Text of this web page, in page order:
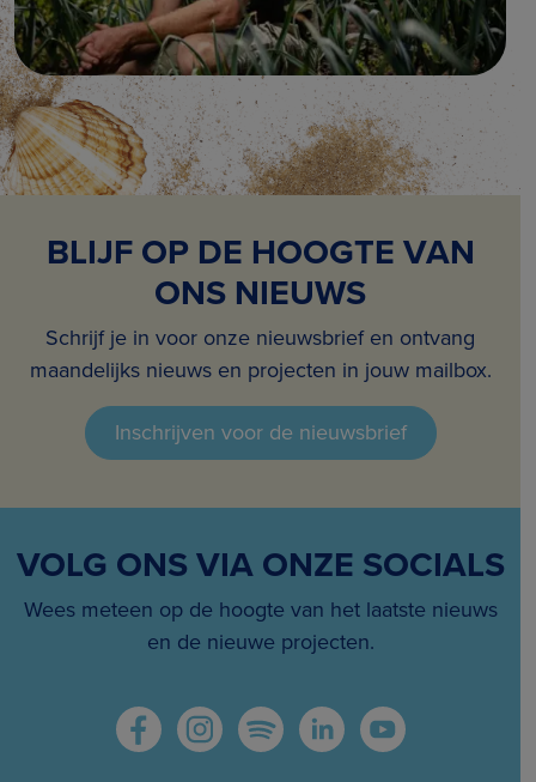
BLIJF OP DE HOOGTE VAN
ONS NIEUWS
Schrijf je in voor onze nieuwsbrief en ontvang
maandelijks nieuws en projecten in jouw mailbox.
Inschrijven voor de nieuwsbrief
VOLG ONS VIA ONZE SOCIALS
Wees meteen op de hoogte van het laatste nieuws
en de nieuwe projecten.